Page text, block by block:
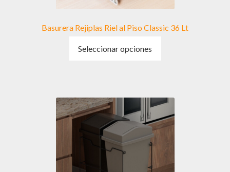
Basurera Rejiplas Riel al Piso Classic 36 Lt
Seleccionar opciones
Las
opciones
se
elegir
en